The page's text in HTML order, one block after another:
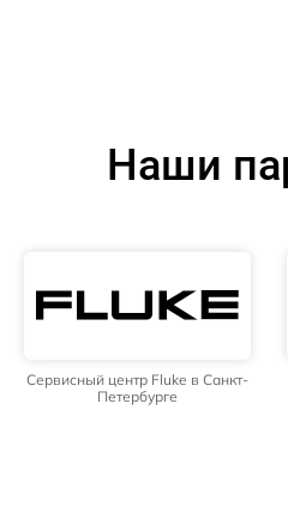
Наши
Сервисный центр Fluke в Санкт-
Петербурге